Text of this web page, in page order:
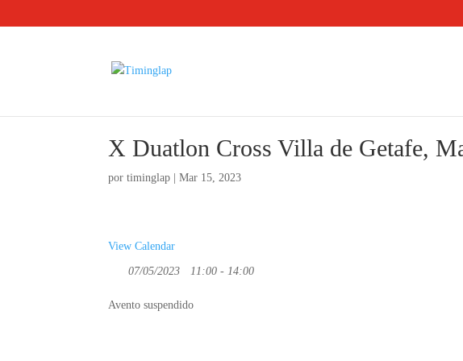
X Duatlon Cross Villa de Getafe,
portiminglap |Mar 15, 2023
View Calendar
07/05/2023 11:00 - 14:00
Avento suspendido